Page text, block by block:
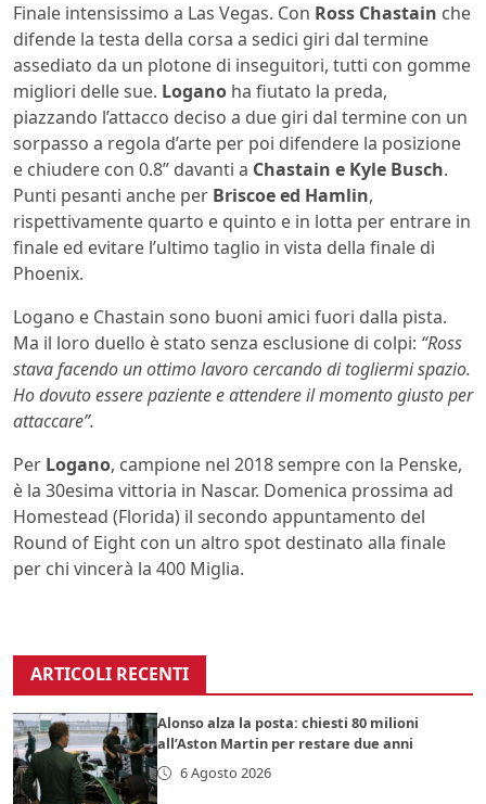
Finale intensissimo a Las Vegas. Con Ross Chastain che
difende la testa della corsa a sedici giri dal termine
assediato da un plotone di inseguitori, tutti con gomme
migliori delle sue. Logano ha fiutato la preda,
piazzando l’attacco deciso a due giri dal termine con un
sorpasso a regola d’arte per poi difendere la posizione
e chiudere con 0.8” davanti a Chastain e Kyle Busch.
Punti pesanti anche per Briscoe ed Hamlin,
rispettivamente quarto e quinto e in lotta per entrare in
finale ed evitare l’ultimo taglio in vista della finale di
Phoenix.
Logano e Chastain sono buoni amici fuori dalla pista.
Ma il loro duello è stato senza esclusione di colpi: “Ross
stava facendo un ottimo lavoro cercando di togliermi spazio.
Ho dovuto essere paziente e attendere il momento giusto per
attaccare”.
Per Logano, campione nel 2018 sempre con la Penske,
è la 30esima vittoria in Nascar. Domenica prossima ad
Homestead (Florida) il secondo appuntamento del
Round of Eight con un altro spot destinato alla finale
per chi vincerà la 400 Miglia.
ARTICOLI RECENTI
Alonso alza la posta: chiesti 80 milioni
all’Aston Martin per restare due anni
6 Agosto 2026